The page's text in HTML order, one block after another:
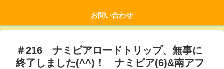
お問い合わせ
＃216 ナミビアロードトリップ、無事に
終了しました(^^)！ ナミビア(6)&南アフ